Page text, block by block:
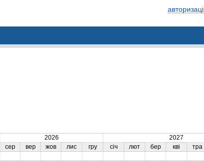
2026
2027
сер
вер жов лис гру січ лют бер кві тра